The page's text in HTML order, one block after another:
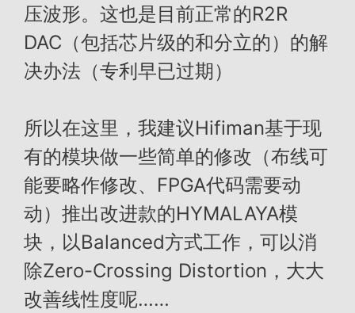
压波形。这也是目前正常的R2R
DAC（包括芯片级的和分立的）的解
决办法（专利早已过期）
所以在这里，我建议Hifiman基于现
有的模块做一些简单的修改（布线可
能要略作修改、FPGA代码需要动
动）推出改进款的HYMALAYA模
块，以Balanced方式工作，可以消
除Zero-Crossing Distortion，大大
改善线性度呢……